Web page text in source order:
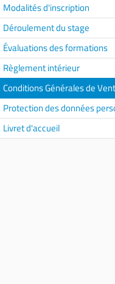
Modalités d'inscription
Déroulement du stage
Évaluations des formations
Règlement intérieur
Conditions Générales de
Protection des données
Livret d'accueil